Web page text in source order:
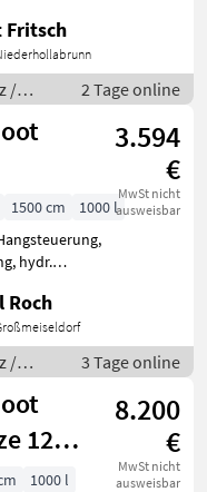
hydr.
Fritsch
/
2 Tage online
3.594
€
MwSt nicht
ausweisbar
1500 cm
1000 l
hydr.
angebaut Ich
top
& Noot
ist eine Neua
Roch
/
3 Tage online
12,5
8.200
€
MwSt nicht
ausweisbar
1000 l